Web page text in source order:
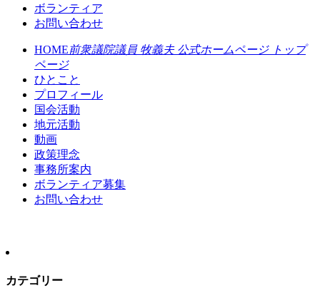
ボランティア
お問い合わせ
HOME前衆議院議員 牧義夫 公式ホームページ トップ
ページ
ひとこと
プロフィール
国会活動
地元活動
動画
政策理念
事務所案内
ボランティア募集
お問い合わせ
カテゴリー